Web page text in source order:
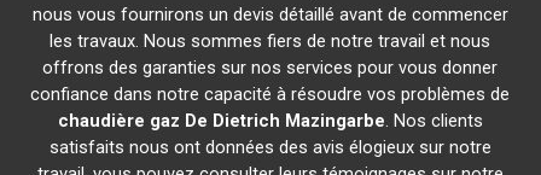
nous vous fournirons un devis détaillé avant de commencer
les travaux. Nous sommes fiers de notre travail et nous
offrons des garanties sur nos services pour vous donner
confiance dans notre capacité à résoudre vos problèmes de
chaudière gaz De Dietrich Mazingarbe. Nos clients
satisfaits nous ont données des avis élogieux sur notre